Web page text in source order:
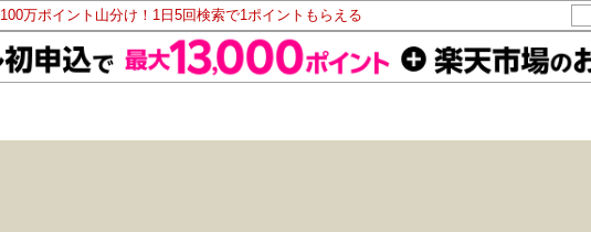
100万ポイント山分け！1日5回検索で1ポイントもらえる